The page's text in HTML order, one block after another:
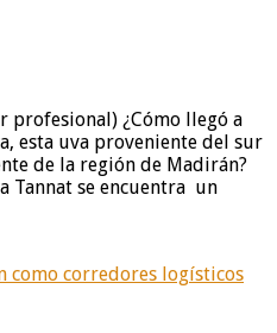
profesional) ¿Cómo llegó a
esta uva proveniente del sur
de la región de Madirán?
Tannat se encuentra un